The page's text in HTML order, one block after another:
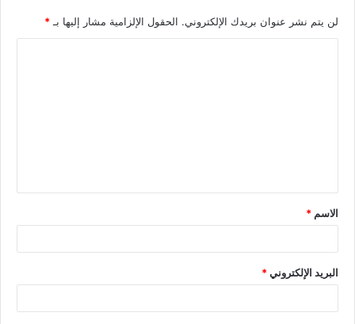
لن يتم نشر عنوان بريدك الإلكتروني. الحقول الإلزامية مشار إليها بـ *
الاسم *
البريد الإلكتروني*